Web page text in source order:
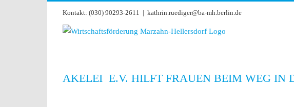
Kontakt: (030) 90293-2611 | kathrin.ruediger@ba-mh.berlin.de
AKELEI E.V. HILFT FRAUEN BEIM WEG IN